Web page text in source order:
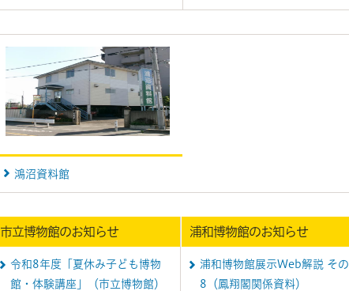
鴻沼資料館
市立博物館のお知らせ
令和8年度「夏休み子ども博物
館・体験講座」（市立博物館）
浦和博物館のお知らせ
浦和博物館展示Web解説 その
8（鳳翔閣関係資料）